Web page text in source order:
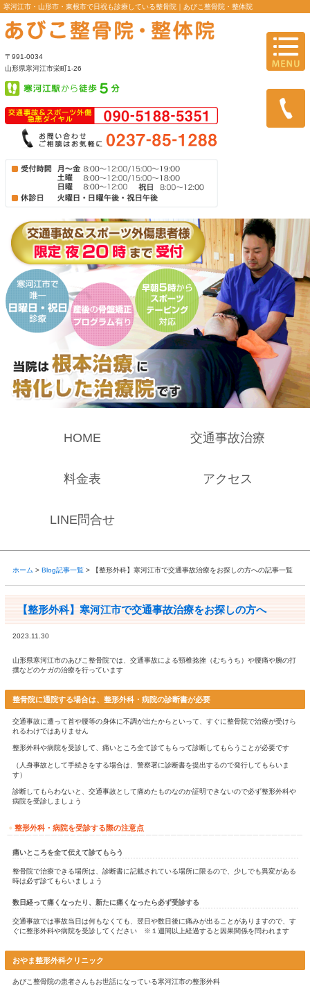
寒河江市・山形市・東根市で日祝も診療している整骨院｜あびこ整
〒991-0034
山形県寒河江市栄町1-26
HOME 交
LINE問合せ
【整形外科】寒河江市で交通事故治療を
2023.11.30
撲などのケガの治療を行っています